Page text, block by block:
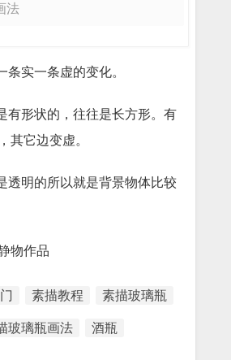
法
条实一条虚的变化。
有形状的，往往是长方形。有
其它边变虚。
透明的所以就是背景物体比较
物作品
素描教程 素描玻璃瓶
玻璃瓶画法 酒瓶